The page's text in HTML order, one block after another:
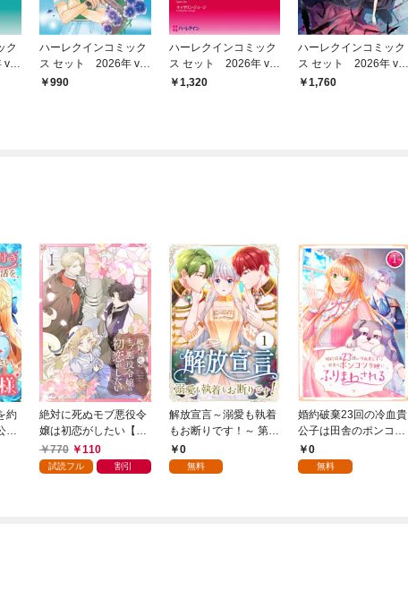
ク
ハーレクインコミック
ス セット 2026年 vo
l.794
990
ハーレクインコミック
ス セット 2026年 vo
l.841
1,320
ハーレクインコミック
ス セット 2026年 vo
l.901
1,760
約
爵
絶対に死ぬモブ悪役令
嬢は初恋がしたい【単
行本版】 1巻
770 110
試読フル 割引
解放宣言～溺愛も執着
もお断りです！～ 第1
話0
無料
婚約破棄23回の冷血貴
公子は田舎のポンコツ
令嬢にふりまわされる
1話
0
無料